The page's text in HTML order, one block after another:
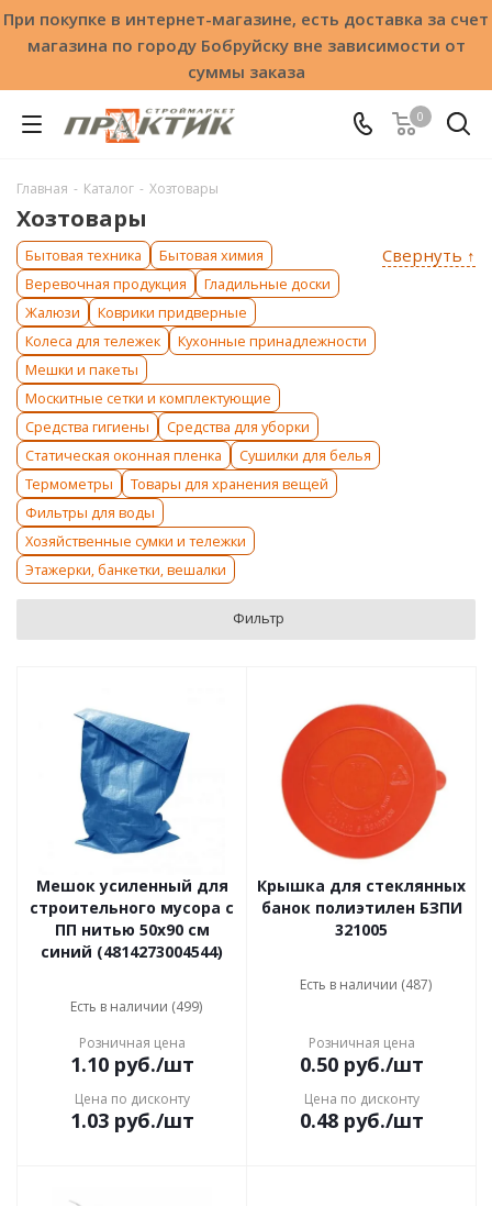
При покупке в интернет-магазине, есть доставка за счет
магазина по городу Бобруйску вне зависимости от
суммы заказа
0
Главная - Каталог - Хозтовары
Хозтовары
Свернуть ↑
Бытовая техника
Бытовая химия
Веревочная продукция
Гладильные доски
Жалюзи
Коврики придверные
Колеса для тележек
Кухонные принадлежности
Мешки и пакеты
Москитные сетки и комплектующие
Средства гигиены
Средства для уборки
Статическая оконная пленка
Сушилки для белья
Термометры
Товары для хранения вещей
Фильтры для воды
Хозяйственные сумки и тележки
Этажерки, банкетки, вешалки
Фильтр
Мешок усиленный для
строительного мусора с
ПП нитью 50x90 см
синий (4814273004544)
Есть в наличии (499)
Розничная цена
1.10руб./шт
Цена по дисконту
1.03руб./шт
Крышка для стеклянных
банок полиэтилен БЗПИ
321005
Есть в наличии (487)
Розничная цена
0.50руб./шт
Цена по дисконту
0.48руб./шт